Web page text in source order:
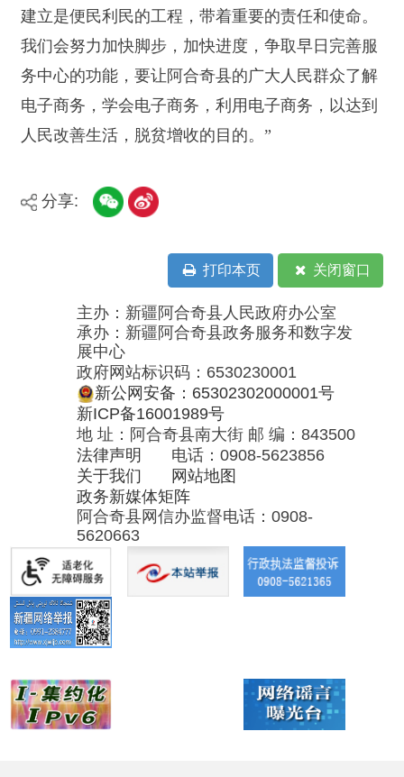
地 址：阿合奇县南大街 邮 编：843500
法律声明
电话：0908-5623856
关于我们
网站地图
政务新媒体矩阵
阿合奇县网信办监督电话：0908-
5620663